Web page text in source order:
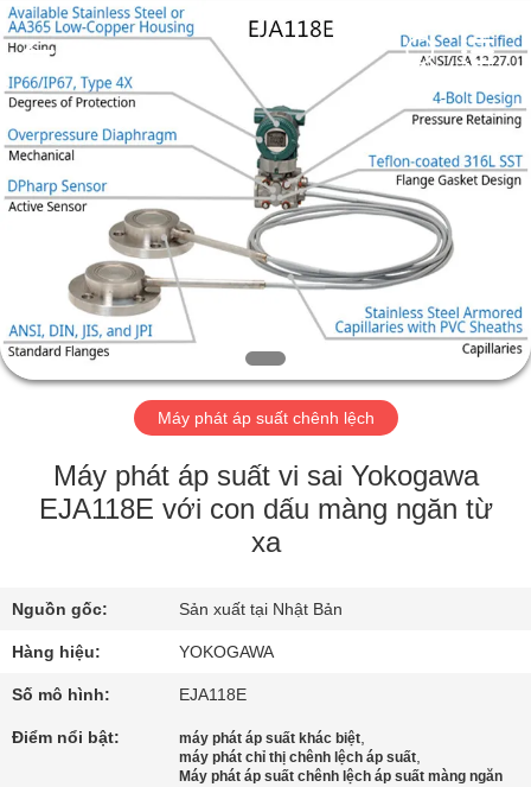
NHÀ
SẢN
CHÚNG
TÔI
CHUYẾN
THAM
MÁY
KIỂM
SOÁT
2026
Suzhou
Ephood
Automation
Co.,
Ltd..
All
Reserved.
Máy phát áp suất chênh lệch
Máy phát áp suất vi sai Yokogawa
EJA118E với con dấu màng ngăn từ
xa
Nguồn gốc: Sản xuất tại Nhật Bản
Hàng hiệu: YOKOGAWA
Số mô hình: EJA118E
Điểm nổi bật: máy phát áp suất khác biệt,
máy phát chỉ thị chênh lệch áp suất,
Máy phát áp suất chênh lệch áp suất màng ngăn